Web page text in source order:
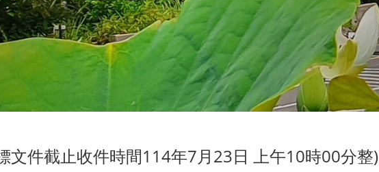
文件截止收件時間114年7月23日 上午10時00分整)